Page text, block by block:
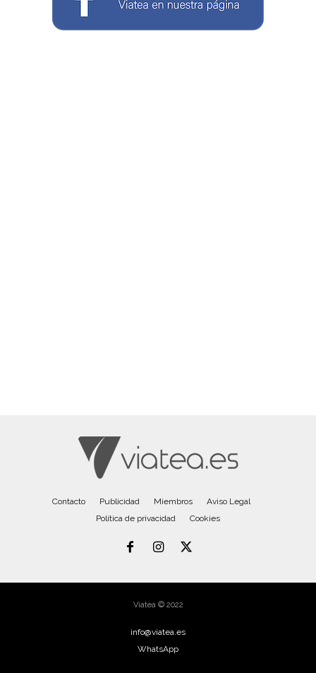
Contacto Publicidad Miembros
Aviso Legal
Política de privacidad
Cookies
Viatea © 2022
info@viatea.es
WhatsApp